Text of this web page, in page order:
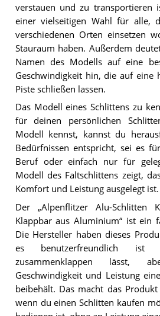
verstauen und zu transportieren
einer vielseitigen Wahl für alle,
verschiedenen Orten einsetzen
Stauraum haben. Außerdem
Namen des Modells auf eine
Geschwindigkeit hin, die auf eine
Piste schließen lassen.
Das Modell eines Schlittens zu
für deinen persönlichen
Modell kennst, kannst du
Bedürfnissen entspricht, sei es
Beruf oder einfach nur für
Modell des Faltschlittens zeigt,
Komfort und Leistung ausgelegt ist.
Der „Alpenflitzer Alu-Schlitten
Klappbar aus Aluminium“ ist ein
Die Hersteller haben dieses
es benutzerfreundlich
zusammenklappen lässt,
Geschwindigkeit und Leistung
beibehält. Das macht das
wenn du einen Schlitten kaufen